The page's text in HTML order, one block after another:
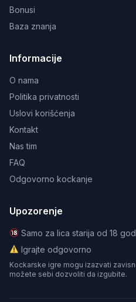
Bonusi
Baza znanja
Informacije
O nama
Politika privatnosti
Uslovi korišćenja
Kontakt
Nas tim
FAQ
Odgovorno kockanje
Upozorenje
Samo za lica starija od 18
Igrajte odgovorno
Kockarske igre mogu izazvati
možete sebi dozvoliti da izgubite.